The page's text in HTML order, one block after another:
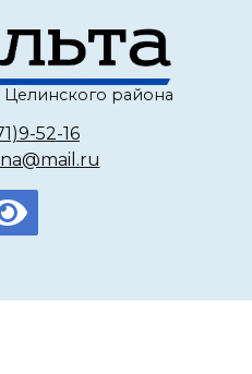
района
52-16